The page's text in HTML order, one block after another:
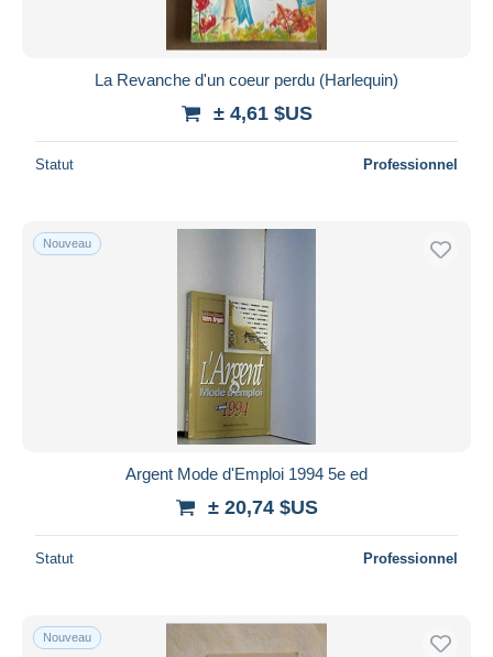
La Revanche d'un coeur perdu (Harlequin)
± 4,61 $US
Statut Professionnel
Nouveau
Argent Mode d'Emploi 1994 5e ed
± 20,74 $US
Statut Professionnel
Nouveau